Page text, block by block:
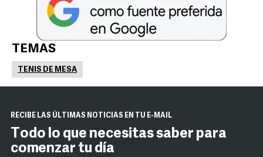
TEMAS
TENIS DE MESA
RECIBE LAS ÚLTIMAS NOTICIAS EN TU E-MAIL
Todo lo que necesitas saber para
comenzar tu día